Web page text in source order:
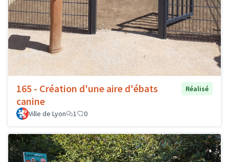
165 - Création d'une aire d'ébats
canine
Réalisé
Ville de Lyon 1 0